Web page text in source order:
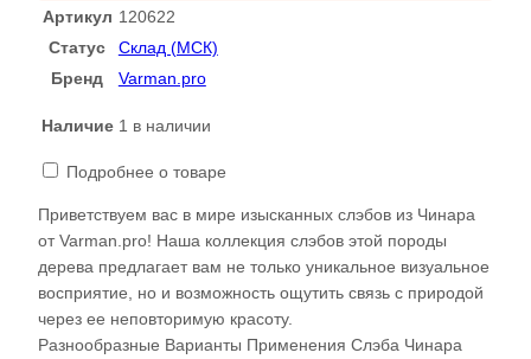
120622
Артикул 120622
Статус
Склад (МСК)
Бренд
Varman.pro
Наличие 1 в наличии
Подробнее о товаре
Приветствуем вас в мире изысканных слэбов из Чинара
от Varman.pro! Наша коллекция слэбов этой породы
дерева предлагает вам не только уникальное визуальное
восприятие, но и возможность ощутить связь с природой
через ее неповторимую красоту.
Разнообразные Варианты Применения Слэба Чинара